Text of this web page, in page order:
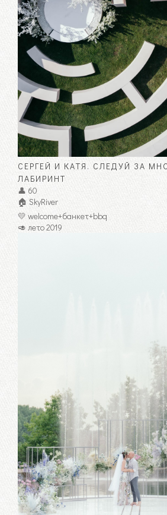
СЕРГЕЙ И КАТЯ. СЛЕДУЙ ЗА
ЛАБИРИНТ
👤 60
🏠 SkyRiver
💛 welcome+банкет+bbq
🥑 лето 2019